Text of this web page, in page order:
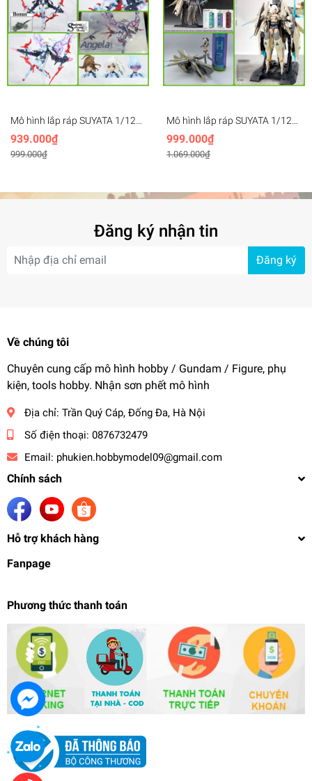
Mô hình lắp ráp SUYATA 1/12
Angela Hunter Poem HP002
Pretty Armor Girl PA (Kèm
moto)
939.000₫
999.000₫
Mô hình lắp ráp SUYATA 1/12
ARTEMIS FAFNER Pretty Armor
999.000₫
1.069.000₫
Đăng ký nhận tin
Đăng ký
Về chúng tôi
Chuyên cung cấp mô hình hobby / Gundam / Figure, phụ
kiện, tools hobby. Nhận sơn phết mô hình
Địa chỉ: Trần Quý Cáp, Đống Đa, Hà Nội
Số điện thoại: 0876732479
Email: phukien.hobbymodel09@gmail.com
Chính sách
Hỗ trợ khách hàng
Fanpage
Phương thức thanh toán